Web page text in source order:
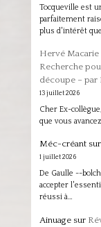
Tocqueville est
parfaitement
plus d'intérêt
Hervé Macarie
Recherche
découpe – par
13 juillet 2026
Cher Ex-
que vous
Méc-créantsur
1 juillet 2026
De Gaulle --
accepter
réussi à…
Ainuagesur